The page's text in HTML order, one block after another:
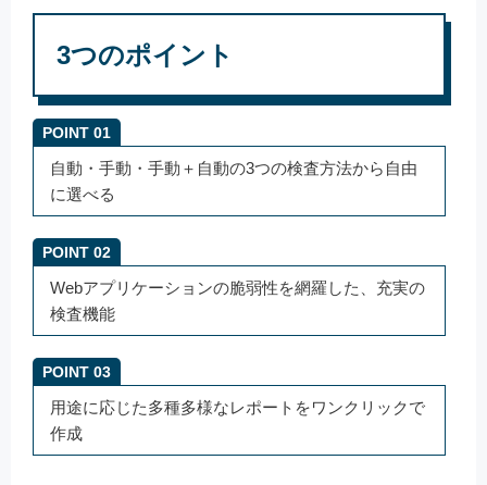
3つのポイント
POINT 01
自動・手動・手動＋自動の3つの検査方法から自由
に選べる
POINT 02
Webアプリケーションの脆弱性を網羅した、充実の
検査機能
POINT 03
用途に応じた多種多様なレポートをワンクリックで
作成